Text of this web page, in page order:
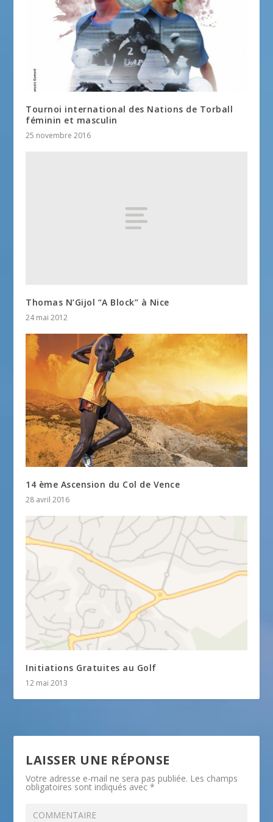
Tournoi international des Nations de Torball
féminin et masculin
25 novembre 2016
Thomas N’Gijol “A Block” à Nice
24 mai 2012
14 ème Ascension du Col de Vence
28 avril 2016
Initiations Gratuites au Golf
12 mai 2013
LAISSER UNE RÉPONSE
Votre adresse e-mail ne sera pas publiée. Les champs
obligatoires sont indiqués avec*